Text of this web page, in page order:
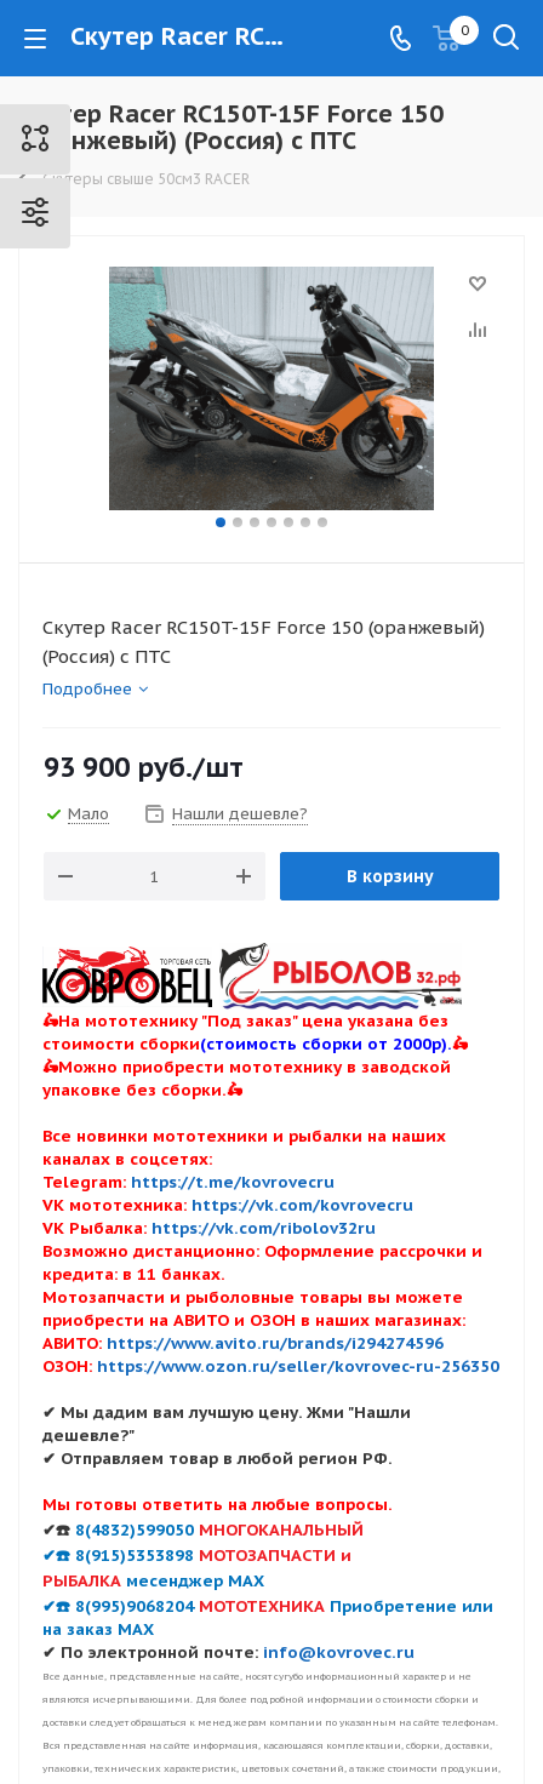
Скутер Racer RC150T-15F Force 150 (оранжевый) (Россия) с ПТС - www.kovrovec.ru 0
Скутер Racer RC150T-15F Force 150
(оранжевый) (Россия) с ПТС
Скутеры свыше 50см3 RACER
Скутер Racer RC150T-15F Force 150 (оранжевый)
(Россия) с ПТС
Подробнее
93 900 руб./шт
Мало Нашли дешевле?
В корзину
🛵На мототехнику "Под заказ" цена указана без
стоимости сборки(стоимость сборки от 2000р).🛵
🛵Можно приобрести мототехнику в заводской
упаковке без сборки.🛵
Все новинки мототехники и рыбалки на наших
каналах в соцсетях:
Telegram: https://t.me/kovrovecru
VK мототехника: https://vk.com/kovrovecru
VK Рыбалка: https://vk.com/ribolov32ru
Возможно дистанционно: Оформление рассрочки и
кредита: в 11 банках.
Мотозапчасти и рыболовные товары вы можете
приобрести на АВИТО и ОЗОН в наших магазинах:
АВИТО: https://www.avito.ru/brands/i294274596
ОЗОН: https://www.ozon.ru/seller/kovrovec-ru-256350
✔ Мы дадим вам лучшую цену. Жми "Нашли
дешевле?"
✔ Отправляем товар в любой регион РФ.
Мы готовы ответить на любые вопросы.
✔☎️ 8(4832)599050 МНОГОКАНАЛЬНЫЙ
✔☎️ 8(915)5353898 МОТОЗАПЧАСТИ и
РЫБАЛКА месенджер MAX
✔☎️ 8(995)9068204 МОТОТЕХНИКА Приобретение или
на заказ MAX
✔ По электронной почте: info@kovrovec.ru
Все данные, представленные на сайте, носят сугубо информационный характер и не
являются исчерпывающими. Для более подробной информации о стоимости сборки и
доставки следует обращаться к менеджерам компании по указанным на сайте телефонам.
Вся представленная на сайте информация, касающаяся комплектации, сборки, доставки,
упаковки, технических характеристик, цветовых сочетаний, а также стоимости продукции,